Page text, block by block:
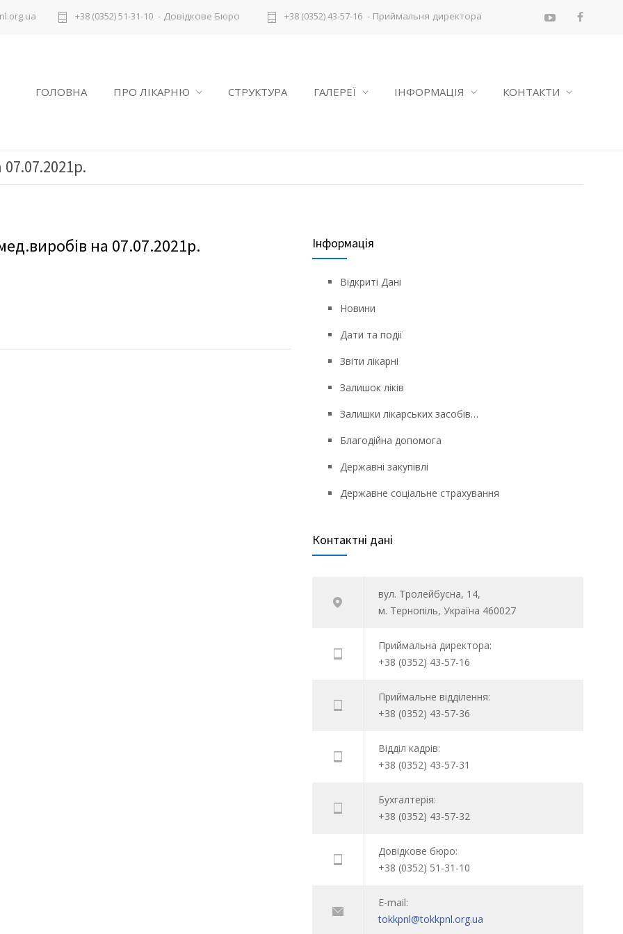
+38 (0352) 51-31-10 - Довідкове Бюро +38 (0352) 43-57-16 - Приймальня директора
ГОЛОВНА ПРО ЛІКАРНЮ СТРУКТУРА ГАЛЕРЕЇ ІНФОРМАЦІЯ КОНТАКТИ
на 07.07.2021р. Інформація
Відкриті Дані
Новини
Дати та події
Звіти лікарні
Залишок ліків
Залишки лікарських засобів…
Благодійна допомога
Державні закупівлі
Державне соціальне страхування
Контактні дані
вул. Тролейбусна, 14,
м. Тернопіль, Україна 460027
Приймальна директора:
+38 (0352) 43-57-16
Приймальне відділення:
+38 (0352) 43-57-36
Відділ кадрів:
+38 (0352) 43-57-31
Бухгалтерія:
+38 (0352) 43-57-32
Довідкове бюро:
+38 (0352) 51-31-10
E-mail:
tokkpnl@tokkpnl.org.ua